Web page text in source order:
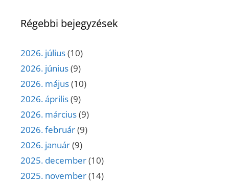
Régebbi bejegyzések
2026. július(10)
2026. június(9)
2026. május(10)
2026. április(9)
2026. március(9)
2026. február(9)
2026. január(9)
2025. december(10)
2025. november(14)